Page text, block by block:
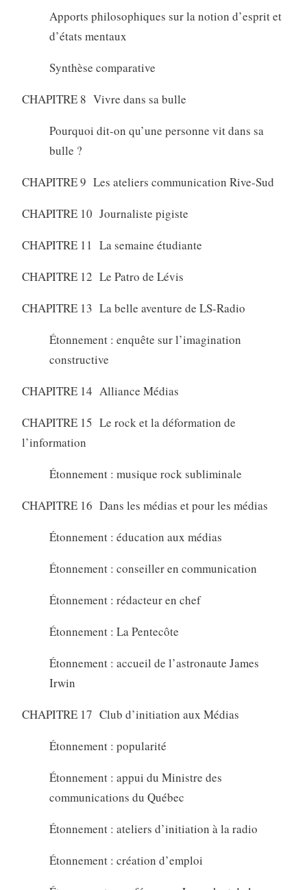
Apports philosophiques sur la notion d’esprit et
d’états mentaux
Synthèse comparative
CHAPITRE 8 Vivre dans sa bulle
Pourquoi dit-on qu’une personne vit dans sa
bulle ?
CHAPITRE 9 Les ateliers communication Rive-Sud
CHAPITRE 10 Journaliste pigiste
CHAPITRE 11 La semaine étudiante
CHAPITRE 12 Le Patro de Lévis
CHAPITRE 13 La belle aventure de LS-Radio
Étonnement : enquête sur l’imagination
constructive
CHAPITRE 14 Alliance Médias
CHAPITRE 15 Le rock et la déformation de
l’information
Étonnement : musique rock subliminale
CHAPITRE 16 Dans les médias et pour les médias
Étonnement : éducation aux médias
Étonnement : conseiller en communication
Étonnement : rédacteur en chef
Étonnement : La Pentecôte
Étonnement : accueil de l’astronaute James
Irwin
CHAPITRE 17 Club d’initiation aux Médias
Étonnement : popularité
Étonnement : appui du Ministre des
communications du Québec
Étonnement : ateliers d’initiation à la radio
Étonnement : création d’emploi